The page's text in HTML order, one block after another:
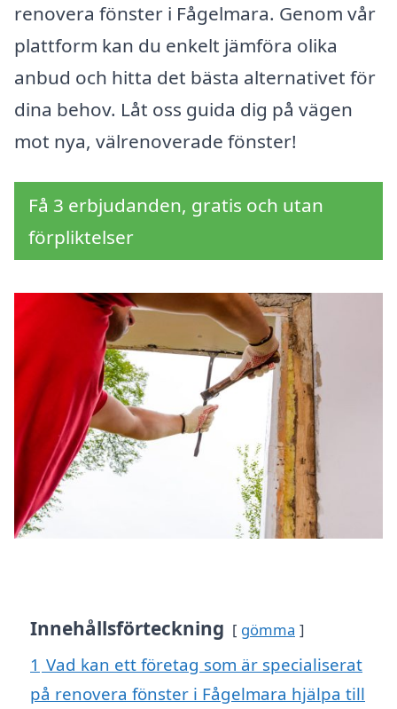
renovera fönster i Fågelmara. Genom vår
plattform kan du enkelt jämföra olika
anbud och hitta det bästa alternativet för
dina behov. Låt oss guida dig på vägen
mot nya, välrenoverade fönster!
Få 3 erbjudanden, gratis och utan
förpliktelser
Innehållsförteckning gömma
1 Vad kan ett företag som är specialiserat
på renovera fönster i Fågelmara hjälpa till